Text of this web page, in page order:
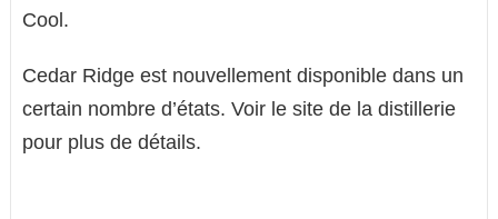
Cool.
Cedar Ridge est nouvellement disponible dans un
certain nombre d’états. Voir le site de la distillerie
pour plus de détails.